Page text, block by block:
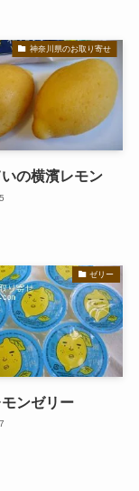
神奈川県のお取り寄せ
の横濱レモン
ゼリー
ンゼリー